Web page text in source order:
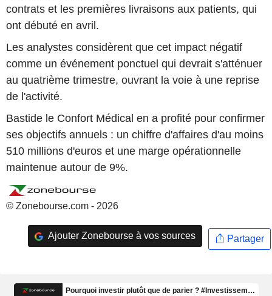
contrats et les premières livraisons aux patients, qui
ont débuté en avril.
Les analystes considèrent que cet impact négatif
comme un événement ponctuel qui devrait s'atténuer
au quatrième trimestre, ouvrant la voie à une reprise
de l'activité.
Bastide le Confort Médical en a profité pour confirmer
ses objectifs annuels : un chiffre d'affaires d'au moins
510 millions d'euros et une marge opérationnelle
maintenue autour de 9%.
© Zonebourse.com - 2026
Ajouter Zonebourse à vos sources Partager